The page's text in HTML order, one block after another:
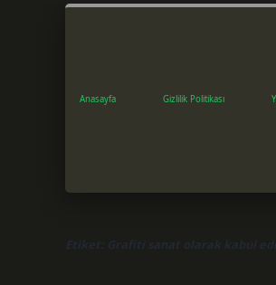
Anasayfa Gizlilik Politikası
Etiket: Grafiti sanat olarak kabul